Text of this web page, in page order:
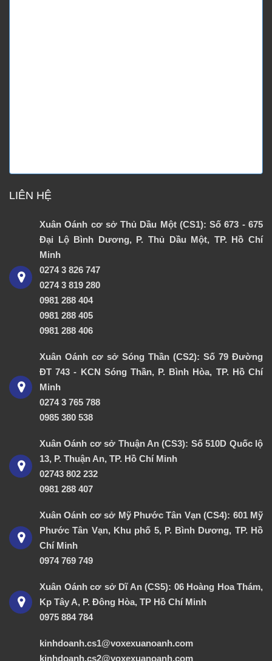
LIÊN HỆ
Xuân Oánh cơ sở Thủ Dầu Một (CS1): Số 673 - 675
Đại Lộ Bình Dương, P. Thủ Dầu Một, TP. Hồ Chí
Minh
0274 3 826 747
0274 3 819 280
0981 288 404
0981 288 405
0981 288 406
Xuân Oánh cơ sở Sóng Thần (CS2): Số 79 Đường
ĐT 743 - KCN Sóng Thần, P. Bình Hòa, TP. Hồ Chí
Minh
0274 3 765 788
0985 380 538
Xuân Oánh cơ sở Thuận An (CS3): Số 510D Quốc lộ
13, P. Thuận An, TP. Hồ Chí Minh
02743 802 232
0981 288 407
Xuân Oánh cơ sở Mỹ Phước Tân Vạn (CS4): 601 Mỹ
Phước Tân Vạn, Khu phố 5, P. Bình Dương, TP. Hồ
Chí Minh
0974 769 749
Xuân Oánh cơ sở Dĩ An (CS5): 06 Hoàng Hoa Thám,
Kp Tây A, P. Đông Hòa, TP Hồ Chí Minh
0975 884 784
kinhdoanh.cs1@voxexuanoanh.com
kinhdoanh.cs2@voxexuanoanh.com